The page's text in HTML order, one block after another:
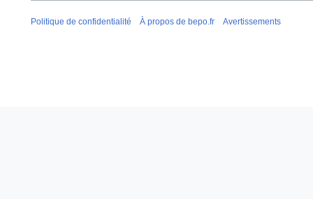
Politique de confidentialité À propos de bepo.fr Avertissements